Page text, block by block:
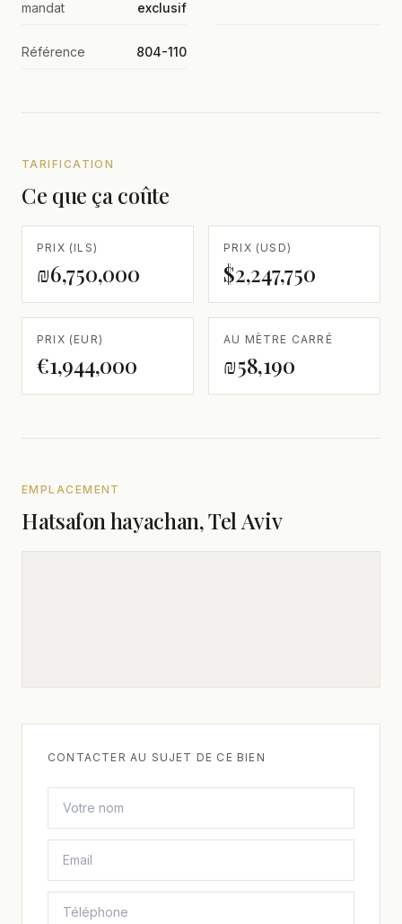
mandat
exclusif
Référence 804-110
TARIFICATION
Ce que ça coûte
PRIX (ILS)
₪6,750,000
PRIX (USD)
$2,247,750
PRIX (EUR)
€1,944,000
AU MÈTRE CARRÉ
₪58,190
EMPLACEMENT
Hatsafon hayachan, Tel Aviv
CONTACTER AU SUJET DE CE BIEN